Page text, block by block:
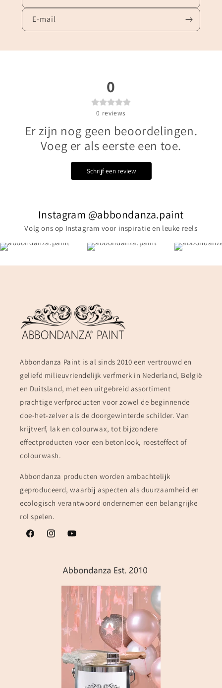
E‑mail
0
0 reviews
Er zijn nog geen beoordelingen.
Voeg er als eerste een toe.
Schrijf een review
Instagram @abbondanza.paint
Volg ons op Instagram voor inspiratie en leuke reels
Abbondanza Paint is al sinds 2010 een vertrouwd en
geliefd milieuvriendelijk verfmerk in Nederland, België
en Duitsland, met een uitgebreid assortiment
prachtige verfproducten voor zowel de beginnende
doe-het-zelver als de doorgewinterde schilder. Van
krijtverf, lak en colourwax, tot bijzondere
effectproducten voor een betonlook, roesteffect of
colourwash.
Abbondanza producten worden ambachtelijk
geproduceerd, waarbij aspecten als duurzaamheid en
ecologisch verantwoord ondernemen een belangrijke
rol spelen.
FacebookInstagramYouTube